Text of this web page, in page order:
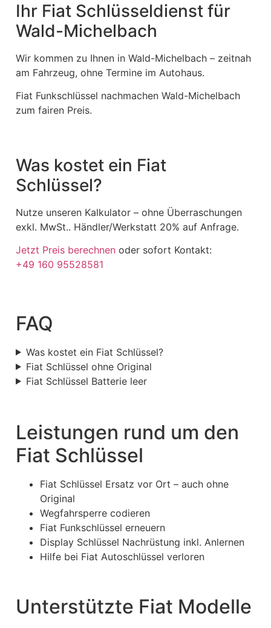
Ihr Fiat Schlüsseldienst für
Wald-Michelbach
Wir kommen zu Ihnen in Wald-Michelbach – zeitnah
am Fahrzeug, ohne Termine im Autohaus.
Fiat Funkschlüssel nachmachen Wald-Michelbach
zum fairen Preis.
Was kostet ein Fiat
Schlüssel?
Nutze unseren Kalkulator – ohne Überraschungen
exkl. MwSt.. Händler/Werkstatt 20% auf Anfrage.
Jetzt Preis berechnen oder sofort Kontakt:
+49 160 95528581
FAQ
Was kostet ein Fiat Schlüssel?
Fiat Schlüssel ohne Original
Fiat Schlüssel Batterie leer
Leistungen rund um den
Fiat Schlüssel
Fiat Schlüssel Ersatz vor Ort – auch ohne
Original
Wegfahrsperre codieren
Fiat Funkschlüssel erneuern
Display Schlüssel Nachrüstung inkl. Anlernen
Hilfe bei Fiat Autoschlüssel verloren
Unterstützte Fiat Modelle